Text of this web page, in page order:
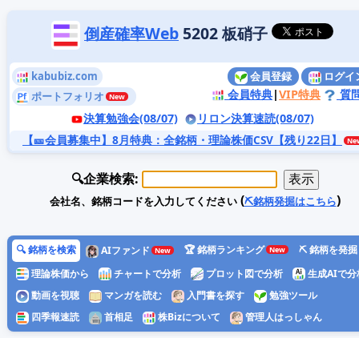
倒産確率Web 5202 板硝子
kabubiz.com
ポートフォリオ
会員登録 ログイ
会員特典|VIP特典
質
決算勉強会(08/07)
リロン決算速読(08/07)
【🎫会員募集中】8月特典 ：全銘柄・理論株価CSV【残り22日】
🔍企業検索:
会社名、銘柄コードを入力してください(⛏️銘柄発掘はこちら)
🔍 銘柄を検索 AIファンド 🏆 銘柄ランキング
⛏️ 銘柄を発掘
理論株価から
チャートで分析 プロット図で分析
生成AIで分
動画を視聴
マンガを読む 入門書を探す
勉強ツール
四季報速読
首相足 株Bizについて 管理人はっしゃん